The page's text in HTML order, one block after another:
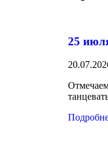
25